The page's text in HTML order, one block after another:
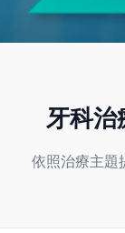
牙科治
依照治療主題